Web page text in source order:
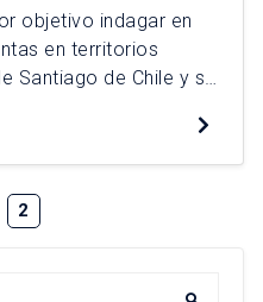
objetivo indagar en
en territorios
Santiago de Chile y su
se trató de un
Lo Hermida,
donde se
2